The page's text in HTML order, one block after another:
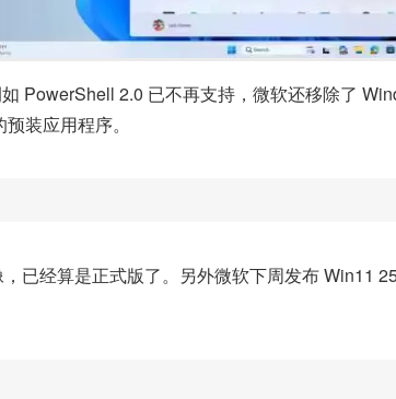
PowerShell 2.0 已不再支持，微软还移除了
装应用程序。
已经算是正式版了。另外微软下周发布 Win11